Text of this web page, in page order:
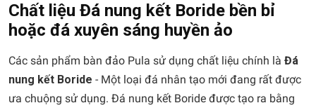
Chất liệu Đá nung kết Boride bền bỉ
hoặc đá xuyên sáng huyền ảo
Các sản phẩm bàn đảo Pula sử dụng chất liệu chính là Đá
nung kết Boride - Một loại đá nhân tạo mới đang rất được
ưa chuộng sử dụng. Đá nung kết Boride được tạo ra bằng